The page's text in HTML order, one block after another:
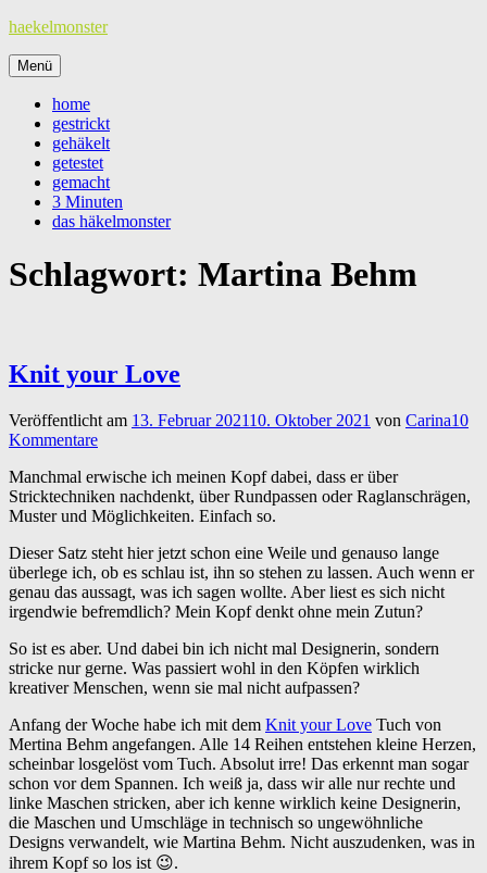
Zum
springen
haekelmonster
Menü
home
gestrickt
gehäkelt
getestet
gemacht
3 Minuten
das häkelmonster
Schlagwort: Martina Behm
Knit your Love
Veröffentlicht am 13. Februar 202110. Oktober 2021 von Carina10
Kommentare
Manchmal erwische ich meinen Kopf dabei, dass er über
Stricktechniken nachdenkt, über Rundpassen oder Raglanschrägen,
Muster und Möglichkeiten. Einfach so.
Dieser Satz steht hier jetzt schon eine Weile und genauso lange
überlege ich, ob es schlau ist, ihn so stehen zu lassen. Auch wenn er
genau das aussagt, was ich sagen wollte. Aber liest es sich nicht
irgendwie befremdlich? Mein Kopf denkt ohne mein Zutun?
So ist es aber. Und dabei bin ich nicht mal Designerin, sondern
stricke nur gerne. Was passiert wohl in den Köpfen wirklich
kreativer Menschen, wenn sie mal nicht aufpassen?
Anfang der Woche habe ich mit dem Knit your Love Tuch von
Mertina Behm angefangen. Alle 14 Reihen entstehen kleine Herzen,
scheinbar losgelöst vom Tuch. Absolut irre! Das erkennt man sogar
schon vor dem Spannen. Ich weiß ja, dass wir alle nur rechte und
linke Maschen stricken, aber ich kenne wirklich keine Designerin,
die Maschen und Umschläge in technisch so ungewöhnliche
Designs verwandelt, wie Martina Behm. Nicht auszudenken, was in
ihrem Kopf so los ist 😉.